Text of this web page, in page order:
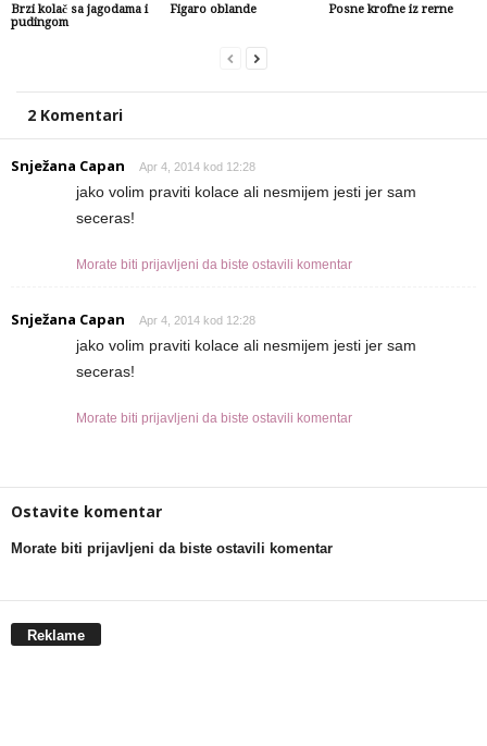
Brzi kolač sa jagodama i
pudingom
Figaro oblande Posne krofne iz rerne
2 Komentari
Snježana Capan Apr 4, 2014 kod 12:28
jako volim praviti kolace ali nesmijem jesti jer sam
seceras!
Morate biti prijavljeni da biste ostavili komentar
Snježana Capan Apr 4, 2014 kod 12:28
jako volim praviti kolace ali nesmijem jesti jer sam
seceras!
Morate biti prijavljeni da biste ostavili komentar
Ostavite komentar
Morate biti prijavljeni da biste ostavili komentar
Reklame